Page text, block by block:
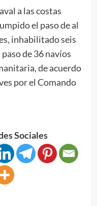
a las costas
el paso de al
inhabilitado seis
de 36 navíos
de acuerdo
por el Comando
Sociales